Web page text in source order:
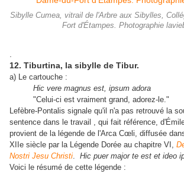
Sibylle Cumea, vitrail de l'Arbre aux Sibylles,
Fort d'Étampes. Photographie
12. Tiburtina, la sibylle de Tibur.
a) Le cartouche :
Hic vere magnus est, ipsum adora
"Celui-ci est vraiment grand, adorez-le."
Lefèbre-Pontalis signale qu'il n'a pas retrouvé la
sentence dans le travail , qui fait référence,
provient de la légende de l'Arca Cœli, diffusée
XIIe siècle par la Légende Dorée au chapitre VI,
Nostri Jesu Christi. Hic puer major te est et ideo
Voici le résumé de cette légende :